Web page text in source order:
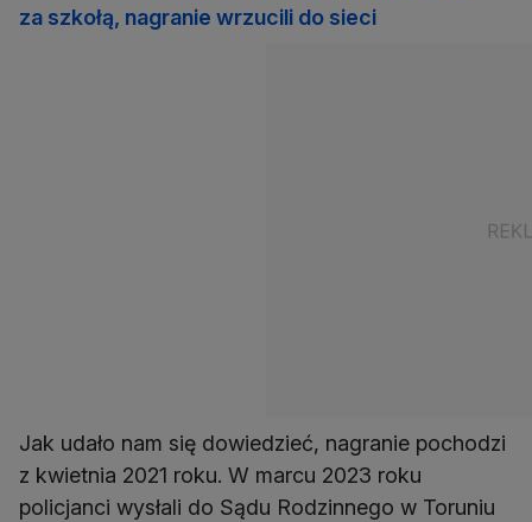
za szkołą, nagranie wrzucili do sieci
Jak udało nam się dowiedzieć, nagranie pochodzi
z kwietnia 2021 roku. W marcu 2023 roku
policjanci wysłali do Sądu Rodzinnego w Toruniu